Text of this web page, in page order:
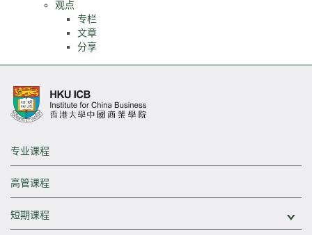
观点
专栏
文章
分享
专业课程
高管课程
短期课程